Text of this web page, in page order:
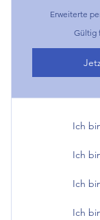
Erweiterte
Gültig
Ich
Ich
Ich
Ich